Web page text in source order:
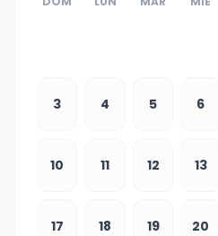
3 4 5 6
10 11 12 13
17 18 19 20